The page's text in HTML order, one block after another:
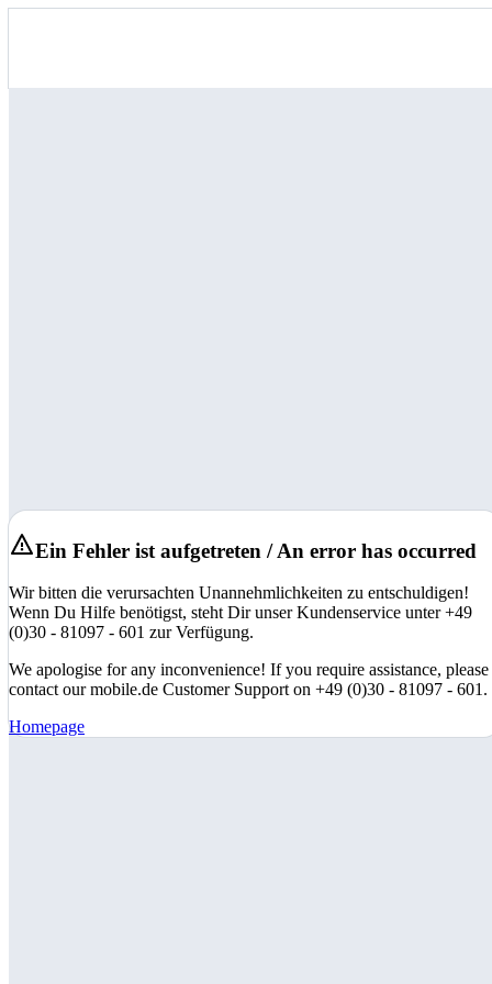
Ein Fehler ist aufgetreten / An error has occurred
Wir bitten die verursachten Unannehmlichkeiten zu entschuldigen!
Wenn Du Hilfe benötigst, steht Dir unser Kundenservice unter +49
(0)30 - 81097 - 601 zur Verfügung.
We apologise for any inconvenience! If you require assistance, please
contact our mobile.de Customer Support on +49 (0)30 - 81097 - 601.
Homepage